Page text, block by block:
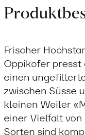
Frischer
Oppikofer presst
einen
zwischen Süsse
kleinen Weiler
einer Vielfalt von
Sorten sind